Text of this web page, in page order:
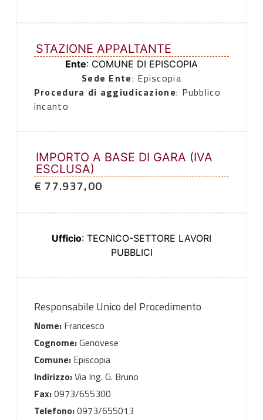
STAZIONE APPALTANTE
Ente: COMUNE DI EPISCOPIA
Sede Ente: Episcopia
Procedura di aggiudicazione: Pubblico
incanto
IMPORTO A BASE DI GARA (IVA
ESCLUSA)
€ 77.937,00
Ufficio: TECNICO-SETTORE LAVORI
PUBBLICI
Responsabile Unico del Procedimento
Nome:Francesco
Cognome:Genovese
Comune:Episcopia
Indirizzo:Via Ing. G. Bruno
Fax:0973/655300
Telefono:0973/655013